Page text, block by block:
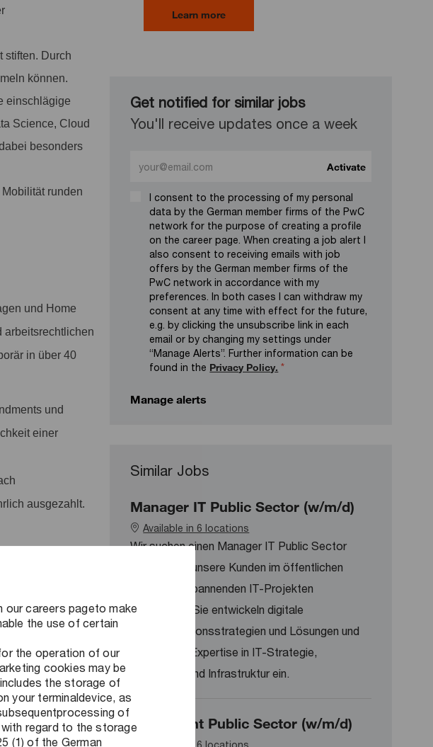
our careers pageto make
the use of certain
the operation of our
cookies may be
the storage of
your terminaldevice, as
of
regard to the storage
(1) of the German
stiften. Durch
können.
einschlägige
Science, Cloud
besonders
runden
und Home
arbeitsrechtlichen
in über 40
und
einer
ausgezahlt.
bieten
oder einer Urban
dem flexibles
wir stolz sind.
Learn more
Get notified for similar jobs
You'll receive updates once a week
I consent to the processing of my personal
data by the German member firms of the PwC
network for the purpose of creating a profile
on the career page. When creating a job alert I
also consent to receiving emails with job
offers by the German member firms of the
PwC network in accordance with my
preferences. In both cases I can withdraw my
consent at any time with effect for the future,
e.g. by clicking the unsubscribe link in each
email or by changing my settings under
“Manage Alerts”. Further information can be
found in the Privacy Policy. *
Activate
Manage alerts
Similar Jobs
Manager IT Public Sector (w/m/d)
Available in 6 locations
Wir suchen einen Manager IT Public Sector
(w/m/d), der unsere Kunden im öffentlichen
Sektor bei spannenden IT-Projekten
unterstützt. Sie entwickeln digitale
Transformationsstrategien und Lösungen und
bringen Ihre Expertise in IT-Strategie,
Architektur und Infrastruktur ein.
Consultant Public Sector (w/m/d)
Available in 6 locations